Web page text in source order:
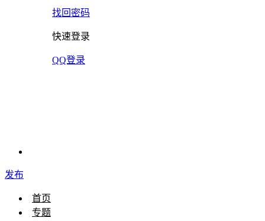
找回密码
快速登录
QQ登录
发布
首页
专题